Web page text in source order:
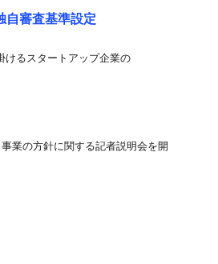
自審査基準設定
けるスタートアップ企業の
業の方針に関する記者説明会を開